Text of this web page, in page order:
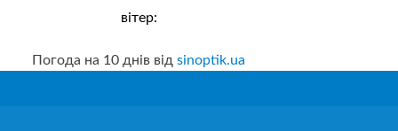
вітер:
Погода на 10 днів від sinoptik.ua